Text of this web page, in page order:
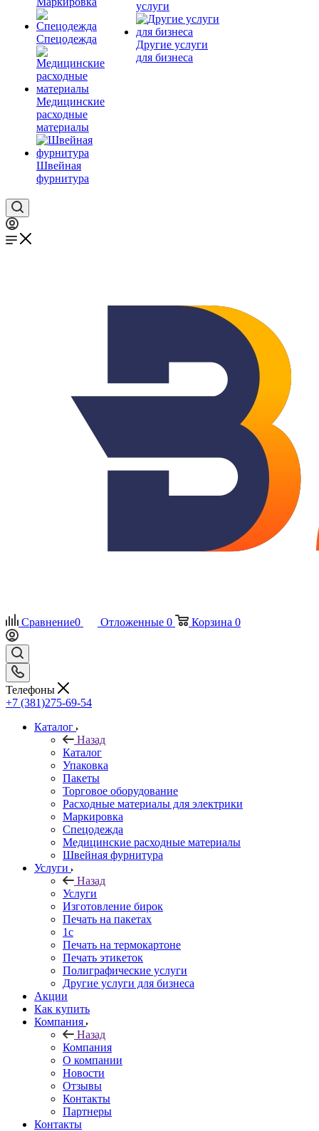
Спецодежда
Медицинские
расходные
материалы
Швейная
фурнитура
услуги
Другие услуги
для бизнеса
Сравнение0 Отложенные 0 Корзина 0
Телефоны
+7 (381)275-69-54
Каталог
Назад
Каталог
Упаковка
Пакеты
Торговое оборудование
Расходные материалы для электрики
Маркировка
Спецодежда
Медицинские расходные материалы
Швейная фурнитура
Услуги
Назад
Услуги
Изготовление бирок
Печать на пакетах
1c
Печать на термокартоне
Печать этикеток
Полиграфические услуги
Другие услуги для бизнеса
Акции
Как купить
Компания
Назад
Компания
О компании
Новости
Отзывы
Контакты
Партнеры
Контакты